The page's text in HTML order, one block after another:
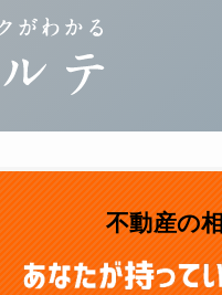
不動産の